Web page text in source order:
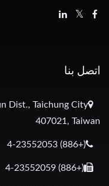
اتصل بنا
Dist., Taichung City
407021, Taiwan
(+886) 4-23552053
(+886) 4-23552059